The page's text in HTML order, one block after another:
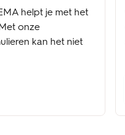
helpt je met het
onze
kan het niet